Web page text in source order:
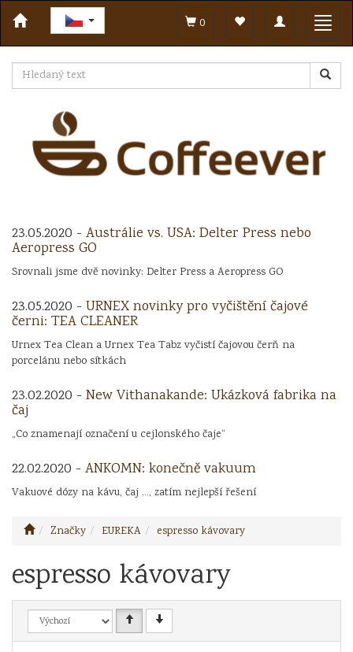
Toggle
navigation
0
23.05.2020 - Austrálie vs. USA: Delter Press nebo
Aeropress GO
Srovnali jsme dvě novinky: Delter Press a Aeropress GO
23.05.2020 - URNEX novinky pro vyčištění čajové
černi: TEA CLEANER
Urnex Tea Clean a Urnex Tea Tabz vyčistí čajovou čerň na
porcelánu nebo sítkách
23.02.2020 - New Vithanakande: Ukázková fabrika na
čaj
„Co znamenají označení u cejlonského čaje“
22.02.2020 - ANKOMN: konečně vakuum
Vakuové dózy na kávu, čaj ..., zatím nejlepší řešení
Značky EUREKA espresso kávovary
espresso kávovary